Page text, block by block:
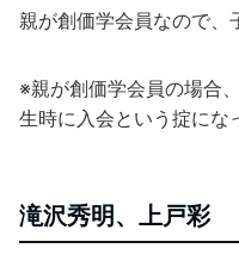
親が創価学会員なので、
※親が創価学会員の場合
生時に入会という掟にな
滝沢秀明、上戸彩